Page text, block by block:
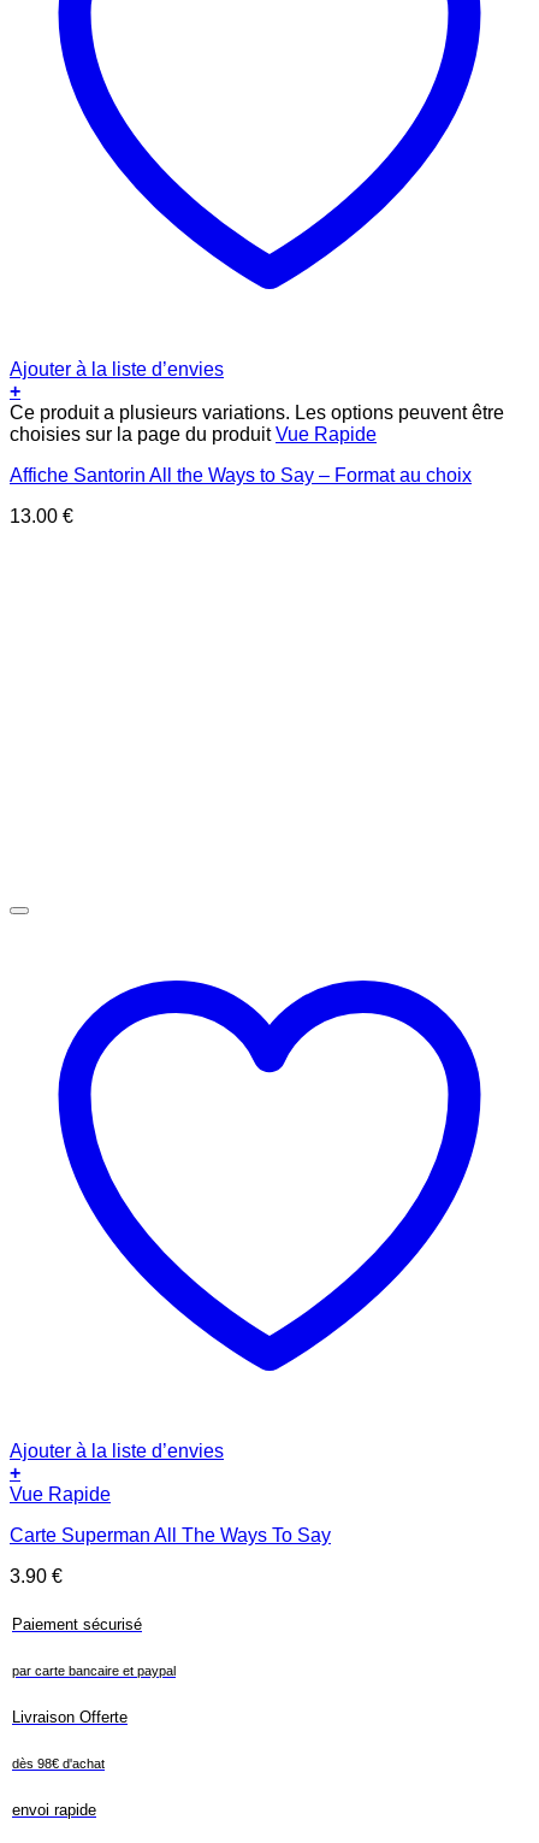
Ajouter à la liste d’envies
+
Ce produit a plusieurs variations. Les options peuvent être
choisies sur la page du produitVue Rapide
Affiche Santorin All the Ways to Say – Format au choix
13.00 €
Ajouter à la liste d’envies
+
Vue Rapide
Carte Superman All The Ways To Say
3.90 €
Paiement sécurisé
par carte bancaire et paypal
Livraison Offerte
dès 98€ d'achat
envoi rapide